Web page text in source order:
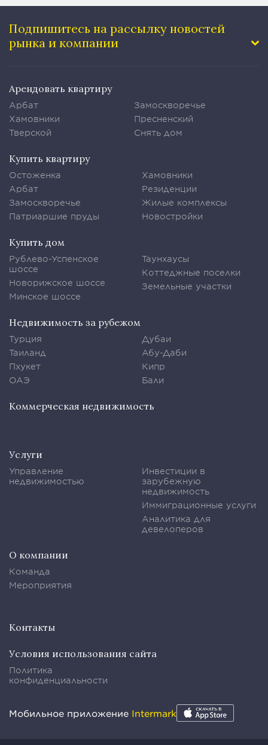
Подпишитесь на рассылку новостей
рынка и компании
Арендовать квартиру
Арбат
Хамовники
Тверской
Замоскворечье
Пресненский
Снять дом
Купить квартиру
Остоженка
Арбат
Замоскворечье
Патриаршие пруды
Хамовники
Резиденции
Жилые комплексы
Новостройки
Купить дом
Рублево-Успенское
шоссе
Новорижское шоссе
Минское шоссе
Таунхаусы
Коттеджные поселки
Земельные участки
Недвижимость за рубежом
Турция
Таиланд
Пхукет
ОАЭ
Дубаи
Абу-Даби
Кипр
Бали
Коммерческая недвижимость
Услуги
Управление
недвижимостью
Инвестиции в
зарубежную
недвижимость
Иммиграционные услуги
Аналитика для
девелоперов
О компании
Команда
Мероприятия
Контакты
Условия использования сайта
Политика
конфиденциальности
Мобильное приложение Intermark